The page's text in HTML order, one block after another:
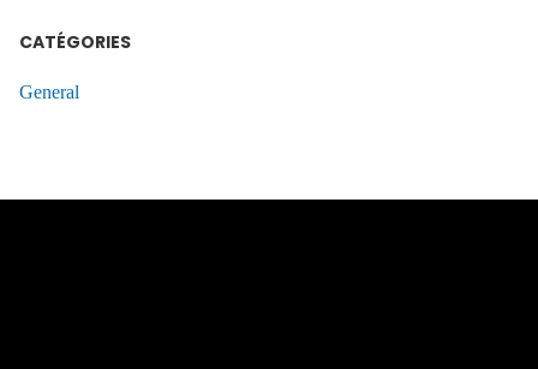
CATÉGORIES
General